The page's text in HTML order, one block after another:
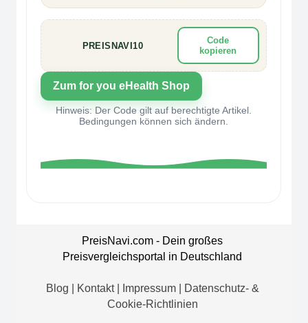
Code
kopieren
Zum for you eHealth Shop
Hinweis: Der Code gilt auf berechtigte Artikel.
Bedingungen können sich ändern.
PreisNavi.com - Dein großes
Preisvergleichsportal in Deutschland
Blog Kontakt Impressum
Datenschutz- &
Cookie-Richtlinien